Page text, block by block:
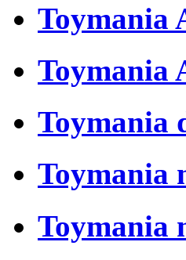
Toymania
Toymania
Toymania
Toymania
Toymania